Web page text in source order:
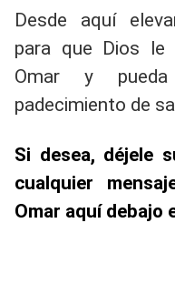
Desde aquí
para que Dios le
Omar y
padecimiento de
Si desea, déjele
cualquier
Omar aquí debajo